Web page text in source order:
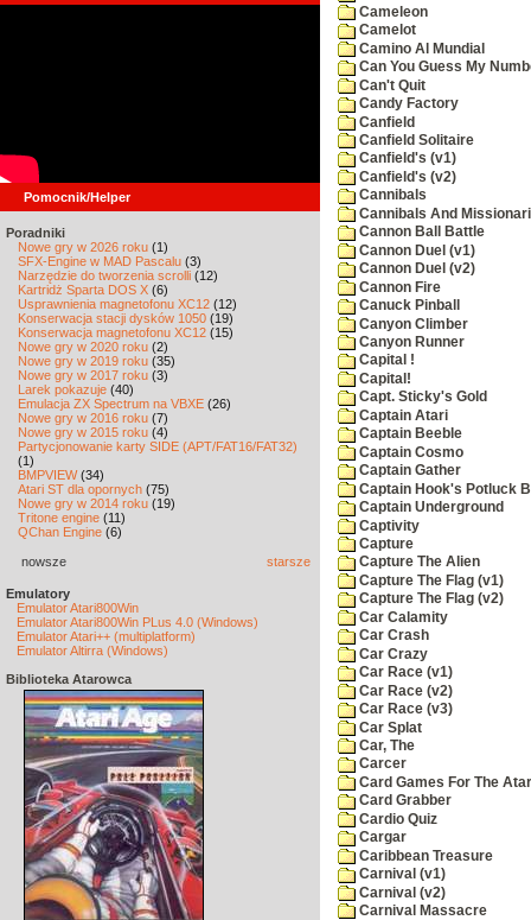
Pomocnik/Helper
Poradniki
Nowe gry w 2026 roku (1)
SFX-Engine w MAD Pascalu (3)
Narzędzie do tworzenia scrolli (12)
Kartridż Sparta DOS X (6)
Usprawnienia magnetofonu XC12 (12)
Konserwacja stacji dysków 1050 (19)
Konserwacja magnetofonu XC12 (15)
Nowe gry w 2020 roku (2)
Nowe gry w 2019 roku (35)
Nowe gry w 2017 roku (3)
Larek pokazuje (40)
Emulacja ZX Spectrum na VBXE (26)
Nowe gry w 2016 roku (7)
Nowe gry w 2015 roku (4)
Partycjonowanie karty SIDE (APT/FAT16/FAT32)
(1)
BMPVIEW(34)
Atari ST dla opornych (75)
Nowe gry w 2014 roku (19)
Tritone engine (11)
QChan Engine (6)
nowsze starsze
Emulatory
Emulator Atari800Win
Emulator Atari800Win PLus 4.0 (Windows)
Emulator Atari++ (multiplatform)
Emulator Altirra (Windows)
Biblioteka Atarowca
Cameleon
Camelot
Camino Al Mundial
Can You Guess My
Can't Quit
Candy Factory
Canfield
Canfield Solitaire
Canfield's (v1)
Canfield's (v2)
Cannibals
Cannibals And
Cannon Ball Battle
Cannon Duel (v1)
Cannon Duel (v2)
Cannon Fire
Canuck Pinball
Canyon Climber
Canyon Runner
Capital !
Capital!
Capt. Sticky's Gold
Captain Atari
Captain Beeble
Captain Cosmo
Captain Gather
Captain Hook's Potluck
Captain Underground
Captivity
Capture
Capture The Alien
Capture The Flag (v1)
Capture The Flag (v2)
Car Calamity
Car Crash
Car Crazy
Car Race (v1)
Car Race (v2)
Car Race (v3)
Car Splat
Car, The
Carcer
Card Games For The
Card Grabber
Cardio Quiz
Cargar
Caribbean Treasure
Carnival (v1)
Carnival (v2)
Carnival Massacre